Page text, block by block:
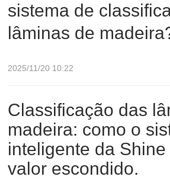
sistema de
lâminas de
2025/11/20 10:22
Classificação das
madeira: como o
inteligente da
valor escondido.